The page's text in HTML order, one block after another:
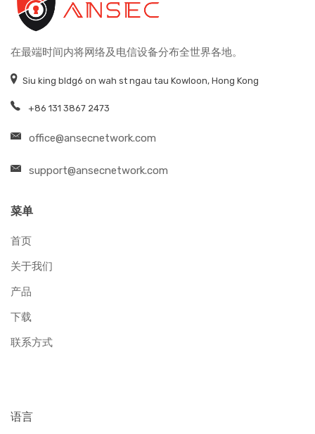
在最端时间内将网络及电信设备分布全世界各地。
Siu king bldg6 on wah st ngau tau Kowloon, Hong Kong
+86 131 3867 2473
office@ansecnetwork.com
support@ansecnetwork.com
菜单
首页
关于我们
产品
下载
联系方式
语言